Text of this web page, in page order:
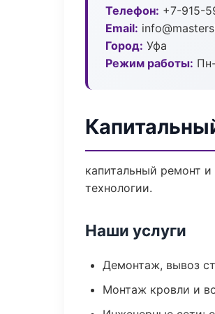
Телефон: +7-915-
Email:
Город: Уфа
Режим работы:
капитальный ремонт
технологии.
Наши услуги
Демонтаж, вывоз
Монтаж кровли и